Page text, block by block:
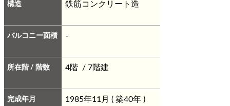
構造 鉄筋コンクリート造
バルコニー面積 -
所在階 / 階数 4階 / 7階建
完成年月 1985年11月 ( 築40年 )